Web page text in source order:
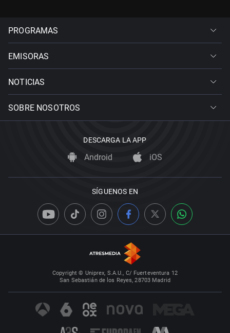
PROGRAMAS
EMISORAS
NOTICIAS
SOBRE NOSOTROS
DESCARGA LA APP
Android iOS
SÍGUENOS EN
Copyright © Uniprex, S.A.U., C/ Fuerteventura 12
San Sebastián de los Reyes, 28703 Madrid